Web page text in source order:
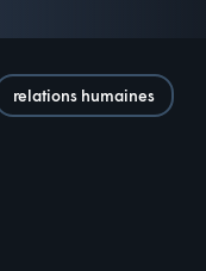
relations humaines